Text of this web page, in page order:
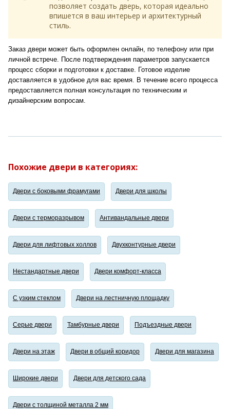
позволяет создать дверь, которая идеально
впишется в ваш интерьер и архитектурный
стиль.
Заказ двери может быть оформлен онлайн, по телефону или при
личной встрече. После подтверждения параметров запускается
процесс сборки и подготовки к доставке. Готовое изделие
доставляется в удобное для вас время. В течение всего процесса
предоставляется полная консультация по техническим и
дизайнерским вопросам.
Похожие двери в категориях:
Двери с боковыми фрамугами Двери для школы
Двери с терморазрывом Антивандальные двери
Двери для лифтовых холлов Двухконтурные двери
Нестандартные двери Двери комфорт-класса
С узким стеклом Двери на лестничную площадку
Серые двери Тамбурные двери Подъездные двери
Двери на этаж Двери в общий коридор Двери для магазина
Широкие двери Двери для детского сада
Двери с толщиной металла 2 мм